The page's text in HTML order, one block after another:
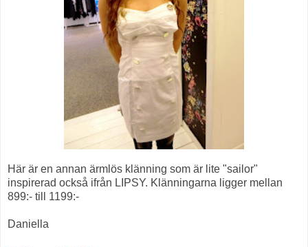
Här är en annan ärmlös klänning som är lite "sailor"
inspirerad också ifrån LIPSY. Klänningarna ligger mellan
899:- till 1199:-
Daniella